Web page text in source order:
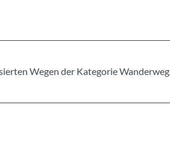
Wegen der Kategorie Wanderweg.